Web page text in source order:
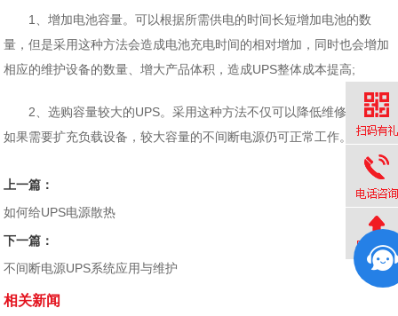
1、增加电池容量。可以根据所需供电的时间长短增加电池的数
量，但是采用这种方法会造成电池充电时间的相对增加，同时也会增加
相应的维护设备的数量、增大产品体积，造成UPS整体成本提高;
2、选购容量较大的UPS。采用这种方法不仅可以降低维修成本，
如果需要扩充负载设备，较大容量的不间断电源仍可正常工作。
上一篇：
如何给UPS电源散热
下一篇：
不间断电源UPS系统应用与维护
相关新闻